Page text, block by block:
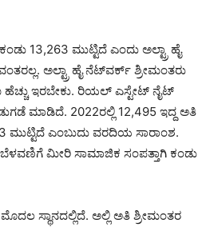
13,263 ಮುಟ್ಟಿದೆ ಎಂದು ಅಲ್ಟ್ರಾ ಹೈ
ಅಲ್ಟ್ರಾ ಹೈ ನೆಟ್‍ವರ್ಕ್ ಶ್ರೀಮಂತರು
ಇರಬೇಕು. ರಿಯಲ್ ಎಸ್ಟೇಟ್ ನೈಟ್
ಮಾಡಿದೆ. 2022ರಲ್ಲಿ 12,495 ಇದ್ದ ಅತಿ
ಮುಟ್ಟಿದೆ ಎಂಬುದು ವರದಿಯ ಸಾರಾಂಶ.
ಬೆಳವಣಿಗೆ ಮೀರಿ ಸಾಮಾಜಿಕ ಸಂಪತ್ತಾಗಿ ಕಂಡು
ಸ್ಥಾನದಲ್ಲಿದೆ. ಅಲ್ಲಿ ಅತಿ ಶ್ರೀಮಂತರ